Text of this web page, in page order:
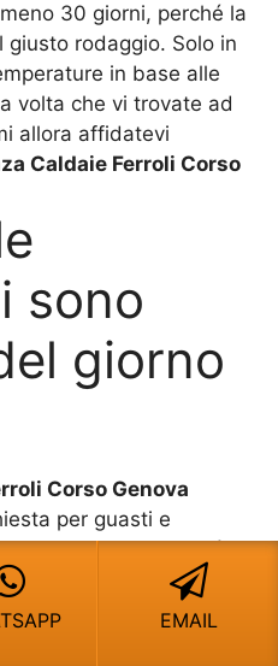
30 giorni, perché la
rodaggio. Solo in
in base alle
volta che vi trovate ad
allora affidatevi
Caldaie Ferroli Corso
sono
giorno
Corso Genova
per guasti e
il motivo per cui è
Ferroli Corso Genova
importanti per avere
EMAIL